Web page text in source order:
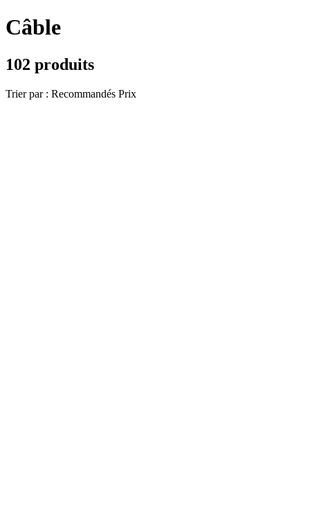
Câble
102 produits
Trier par : Recommandés Prix